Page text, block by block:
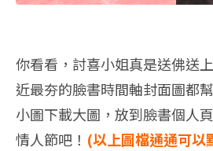
你看看，討喜小姐真是送佛送
近最夯的臉書時間軸封面圖都
小圖下載大圖，放到臉書個人
情人節吧！ (以上圖檔通通可以